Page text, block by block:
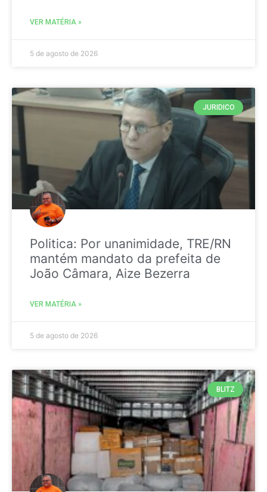
VER MATÉRIA »
5 de agosto de 2026
JURIDICO
Politica: Por unanimidade, TRE/RN
mantém mandato da prefeita de
João Câmara, Aize Bezerra
VER MATÉRIA »
5 de agosto de 2026
BLITZ